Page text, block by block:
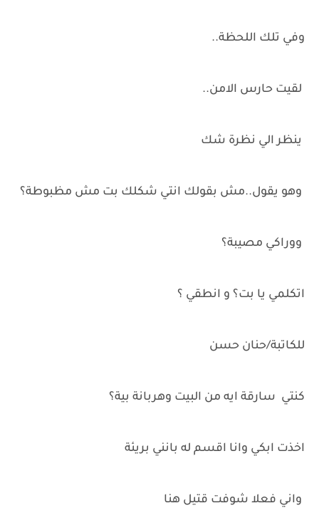
وفي تلك اللحظة..
لقيت حارس الامن..
ينظر الي نظرة شك
وهو يقول..مش بقولك انتي شكلك بت مش مظبوطة؟
ووراكي مصيبة؟
اتكلمي يا بت؟ و انطقي ؟
للكاتبة/حنان حسن
كنتي سارقة ايه من البيت وهربانة بية؟
اخذت ابكي وانا اقسم له بانني بريئة
واني فعلا شوفت قتيل هنا